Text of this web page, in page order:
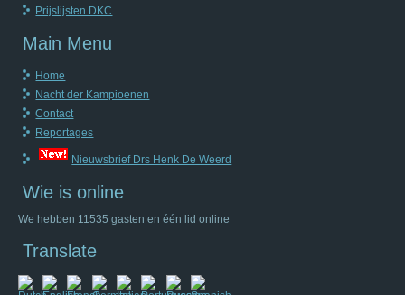
Prijslijsten DKC
Main Menu
Home
Nacht der Kampioenen
Contact
Reportages
Nieuwsbrief Drs Henk De Weerd
Wie is online
We hebben 11535 gasten en één lid online
Translate